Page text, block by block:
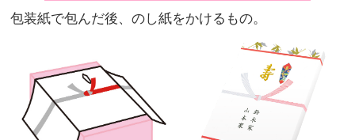
その他
包装紙で包んだ後、のし紙をかけるもの。